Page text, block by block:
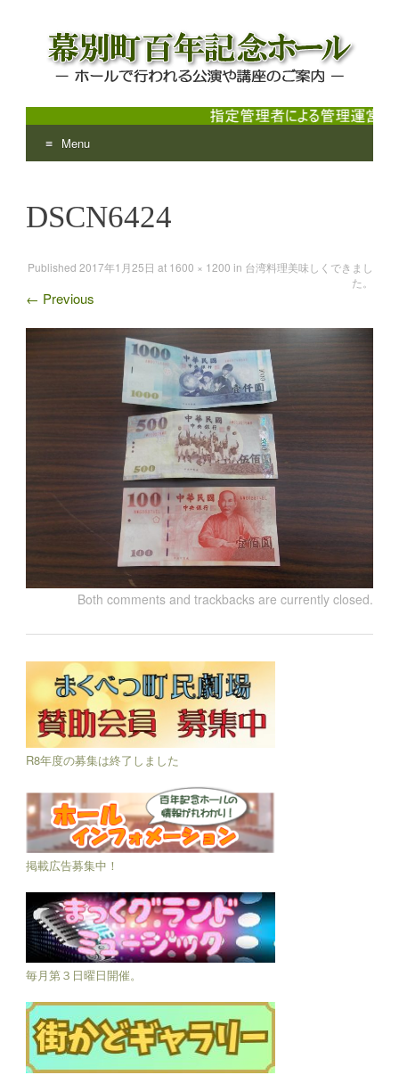
幕別町百年記念ホール
ホールで行われる公演や講座のご案内
Menu
content
DSCN6424
Published 2017年1月25日 at 1600 × 1200 in 台湾料理美味しくできまし
た。
← Previous
Both comments and trackbacks are currently closed.
R8年度の募集は終了しました
掲載広告募集中！
毎月第３日曜日開催。